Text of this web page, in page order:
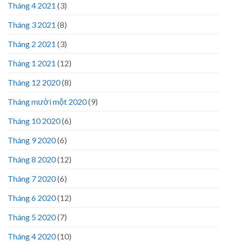
Tháng 4 2021 (3)
Tháng 3 2021 (8)
Tháng 2 2021 (3)
Tháng 1 2021 (12)
Tháng 12 2020(8)
Tháng mười một 2020(9)
Tháng 10 2020(6)
Tháng 9 2020(6)
Tháng 8 2020(12)
Tháng 7 2020(6)
Tháng 6 2020(12)
Tháng 5 2020(7)
Tháng 4 2020(10)